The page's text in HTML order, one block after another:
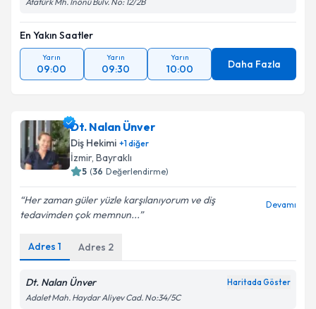
En Yakın Saatler
Yarın
09:00
Yarın
09:30
Yarın
10:00 Daha Fazla
Dt. Nalan Ünver
Diş Hekimi +1diğer
İzmir, Bayraklı
5 (36 Değerlendirme)
Her zaman güler yüzle karşılanıyorum ve diş
tedavimden çok memnun...
Devamı
Adres 1 Adres 2
Dt. Nalan Ünver Haritada Göster
Adalet Mah. Haydar Aliyev Cad. No:34/5C